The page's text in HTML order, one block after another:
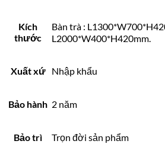
Kích
thước
Bàn trà :
L2000*W400*H420mm.
Xuất xứ Nhập khẩu
Bảo hành 2 năm
Bảo trì Trọn đời sản phẩm